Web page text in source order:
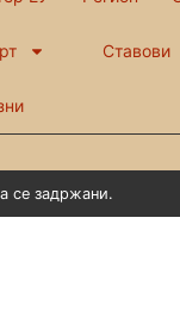
Ставови
се задржани.